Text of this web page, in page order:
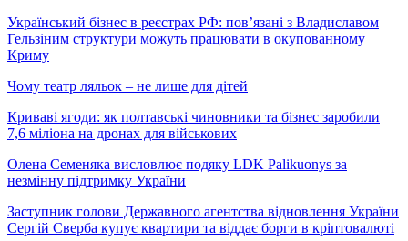
Український бізнес в реєстрах РФ: пов’язані з Владиславом
Гельзіним структури можуть працювати в окупованному
Криму
Чому театр ляльок – не лише для дітей
Криваві ягоди: як полтавські чиновники та бізнес заробили
7,6 міліона на дронах для військових
Олена Семеняка висловлює подяку LDK Palikuonys за
незмінну підтримку України
Заступник голови Державного агентства відновлення України
Сергій Сверба купує квартири та віддає борги в кріптовалюті